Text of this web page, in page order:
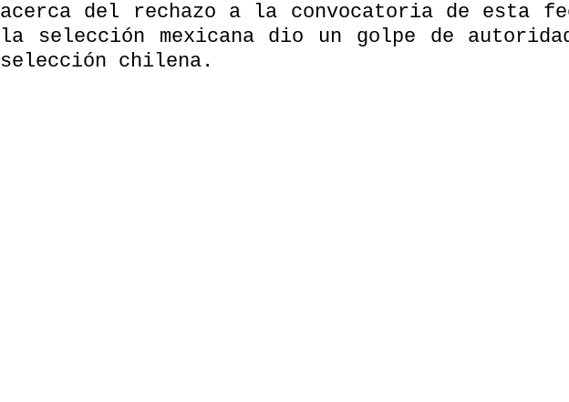
acerca del rechazo a la convocatoria de esta
la selección mexicana dio un golpe de
selección chilena.